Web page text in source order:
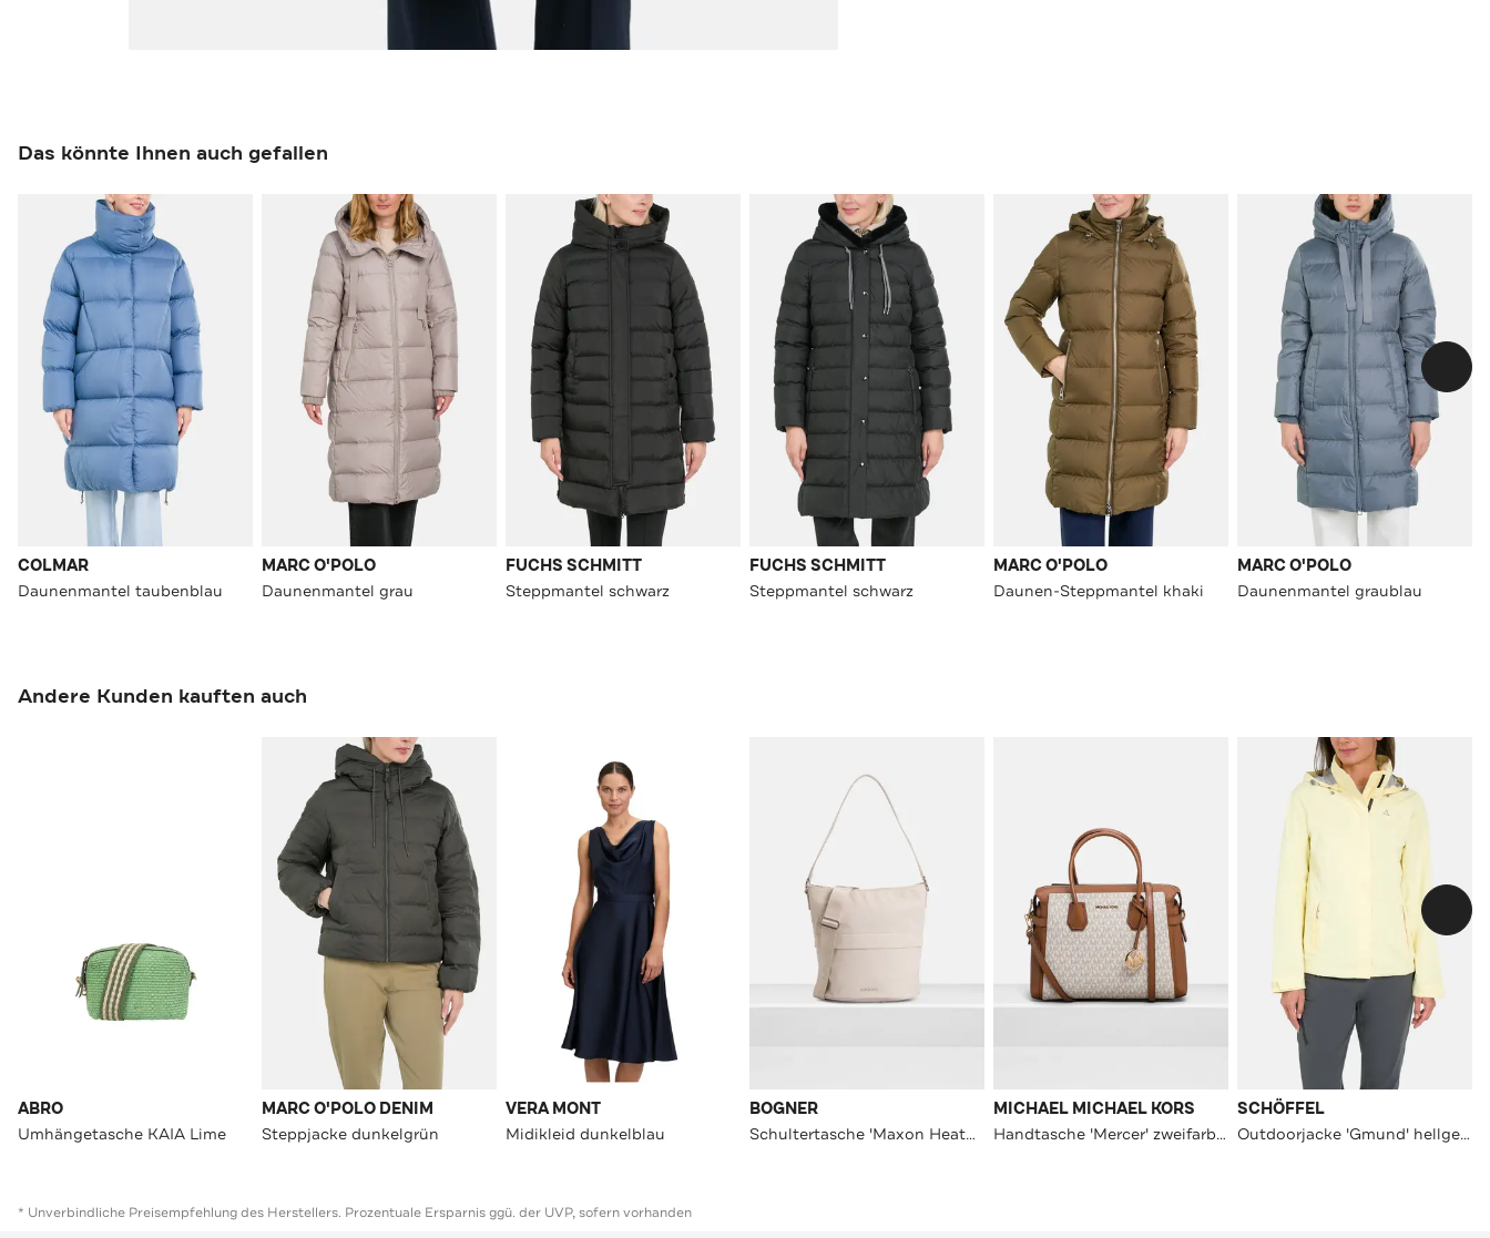
Das könnte Ihnen auch gefallen
COLMAR
Daunenmantel taubenblau
MARC O'POLO
Daunenmantel grau
FUCHS SCHMITT
Steppmantel schwarz
FUCHS SCHMITT
Steppmantel schwarz
MARC O'POLO
Daunen-Steppmantel khaki
MARC O'POLO
Daunenmantel graublau
Andere Kunden kauften auch
ABRO
Umhängetasche KAIA Lime
MARC O'POLO DENIM
Steppjacke dunkelgrün
VERA MONT
Midikleid dunkelblau
BOGNER
Schultertasche 'Maxon Heather' creme
MICHAEL MICHAEL KORS
Handtasche 'Mercer' zweifarbig
SCHÖFFEL
Outdoorjacke 'Gmund' hellgelb
* Unverbindliche Preisempfehlung des Herstellers. Prozentuale Ersparnis ggü. der UVP, sofern vorhanden